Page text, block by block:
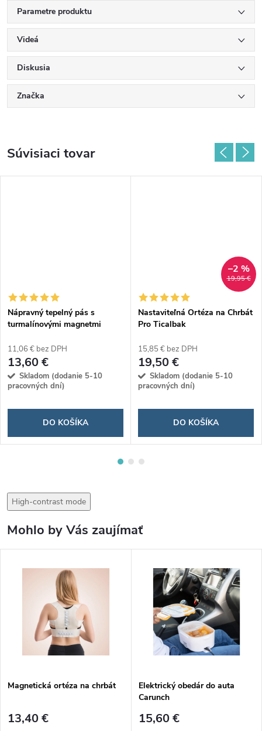
Parametre produktu
Videá
Diskusia
Značka
Súvisiaci tovar
Nápravný tepelný pás s
turmalínovými magnetmi
11,06 € bez DPH
13,60 €
Skladom (dodanie 5-10
pracovných dní)
DO KOŠÍKA
19,95 €
–2 %
Nastaviteľná Ortéza na Chrbát
Pro Ticalbak
15,85 € bez DPH
19,50 €
Skladom (dodanie 5-10
pracovných dní)
DO KOŠÍKA
High-contrast mode
Mohlo by Vás zaujímať
Magnetická ortéza na chrbát
13,40 €
Elektrický obedár do auta
Carunch
15,60 €